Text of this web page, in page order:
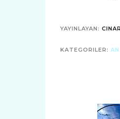
YAYINLAYAN:
KATEGORILER: